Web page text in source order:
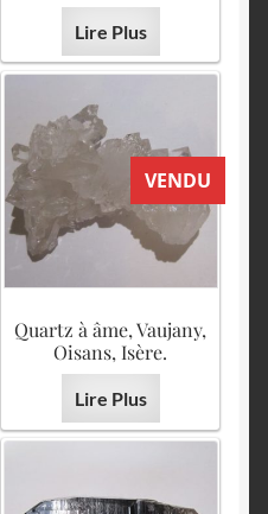
Lire Plus
VENDU
Quartz à âme, Vaujany,
Oisans, Isère.
Lire Plus